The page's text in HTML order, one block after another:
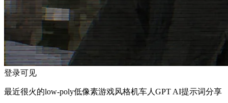
登录可见
最近很火的low-poly低像素游戏风格机车人GPT AI提示词分享